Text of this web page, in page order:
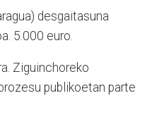
desgaitasuna
5.000 euro.
Ziguinchoreko
publikoetan parte